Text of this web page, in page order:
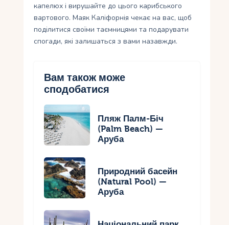
капелюх і вирушайте до цього карибського
вартового. Маяк Каліфорнія чекає на вас, щоб
поділитися своїми таємницями та подарувати
спогади, які залишаться з вами назавжди.
Вам також може
сподобатися
Пляж Палм-Біч
(Palm Beach) —
Аруба
Природний басейн
(Natural Pool) —
Аруба